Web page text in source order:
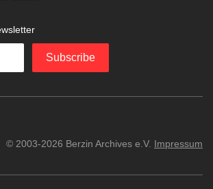
Subscribe
© 2003-2026 Berzin Archives e.V. Impressum